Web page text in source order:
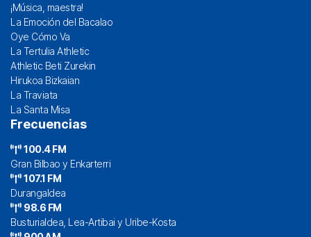
¡Música, maestra!
La Emoción del Bacalao
Oye Cómo Va
La Tertulia Athletic
Athletic Beti Zurekin
Hirukoa Bizkaian
La Traviata
La Santa Misa
Frecuencias
100.4 FM
Gran Bilbao y Enkarterri
107.1 FM
Durangaldea
98.6 FM
Busturialdea, Lea-Artibai y Uribe-Kosta